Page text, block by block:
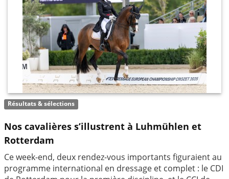
Résultats & sélections
Nos cavalières s’illustrent à Luhmühlen et
Rotterdam
Ce week-end, deux rendez-vous importants figuraient au
programme international en dressage et complet : le CDI